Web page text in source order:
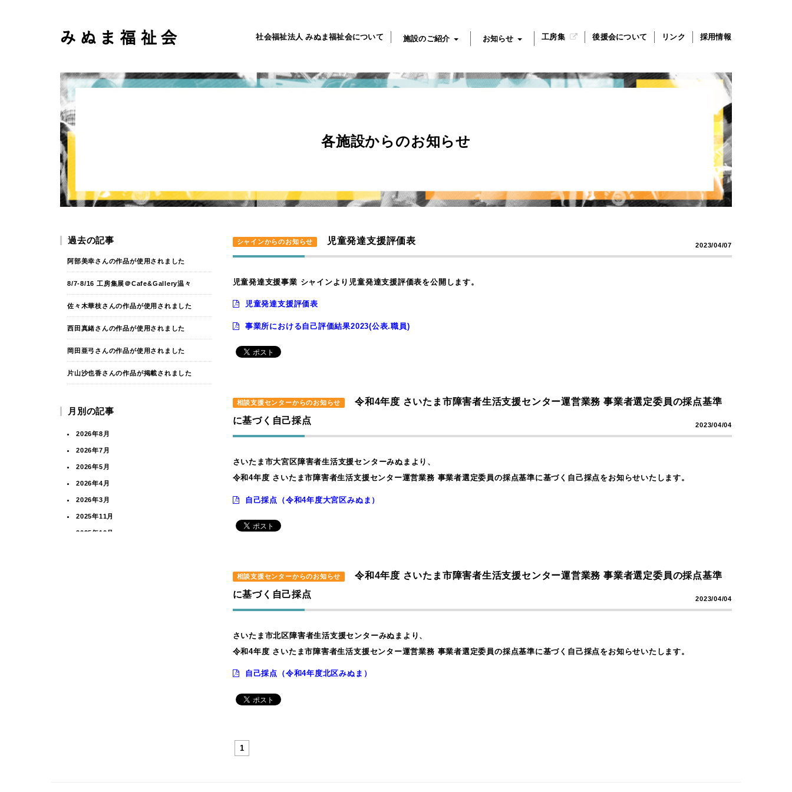
社会福祉法人 みぬま福祉会について 施設のご紹介 お知らせ 工房集 後援会について リンク 採用情報
各施設からのお知らせ
過去の記事
阿部美幸さんの作品が使用されました
8/7-8/16 工房集展＠Cafe&Gallery温々
佐々木華枝さんの作品が使用されました
西田真緒さんの作品が使用されました
岡田亜弓さんの作品が使用されました
片山沙也香さんの作品が掲載されました
月別の記事
2026年8月
2026年7月
2026年5月
2026年4月
2026年3月
2025年11月
2025年10月
シャインからのお知らせ 児童発達支援評価表 2023/04/07
児童発達支援事業 シャインより児童発達支援評価表を公開します。
児童発達支援評価表
事業所における自己評価結果2023(公表.職員)
相談支援センターからのお知らせ
令和4年度 さいたま市障害者生活支援センター運営業務 事業者選定委員の採点基準
に基づく自己採点
2023/04/04
さいたま市大宮区障害者生活支援センターみぬまより、
令和4年度 さいたま市障害者生活支援センター運営業務 事業者選定委員の採点基準に基づく自己採点をお知らせいたします。
自己採点（令和4年度大宮区みぬま）
相談支援センターからのお知らせ
令和4年度 さいたま市障害者生活支援センター運営業務 事業者選定委員の採点基準
に基づく自己採点
2023/04/04
さいたま市北区障害者生活支援センターみぬまより、
令和4年度 さいたま市障害者生活支援センター運営業務 事業者選定委員の採点基準に基づく自己採点をお知らせいたします。
自己採点（令和4年度北区みぬま）
1